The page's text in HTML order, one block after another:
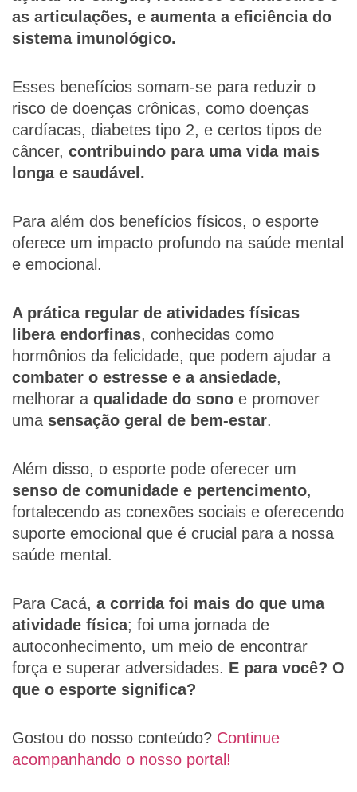
as articulações, e aumenta a eficiência do
sistema imunológico.
Esses benefícios somam-se para reduzir o
risco de doenças crônicas, como doenças
cardíacas, diabetes tipo 2, e certos tipos de
câncer, contribuindo para uma vida mais
longa e saudável.
Para além dos benefícios físicos, o esporte
oferece um impacto profundo na saúde mental
e emocional.
A prática regular de atividades físicas
libera endorfinas, conhecidas como
hormônios da felicidade, que podem ajudar a
combater o estresse e a ansiedade,
melhorar a qualidade do sono e promover
uma sensação geral de bem-estar.
Além disso, o esporte pode oferecer um
senso de comunidade e pertencimento,
fortalecendo as conexões sociais e oferecendo
suporte emocional que é crucial para a nossa
saúde mental.
Para Cacá, a corrida foi mais do que uma
atividade física; foi uma jornada de
autoconhecimento, um meio de encontrar
força e superar adversidades. E para você? O
que o esporte significa?
Gostou do nosso conteúdo? Continue
acompanhando o nosso portal!